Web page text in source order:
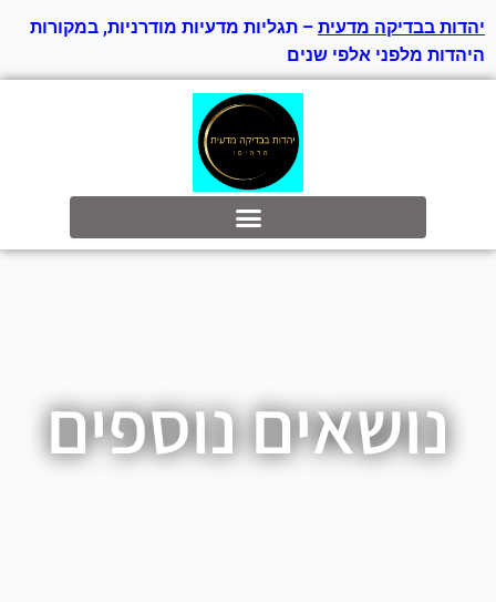
יהדות בבדיקה מדעית – תגליות מדעיות מודרניות, במקורות
היהדות מלפני אלפי שנים
בס״ד
נושאים נוספים